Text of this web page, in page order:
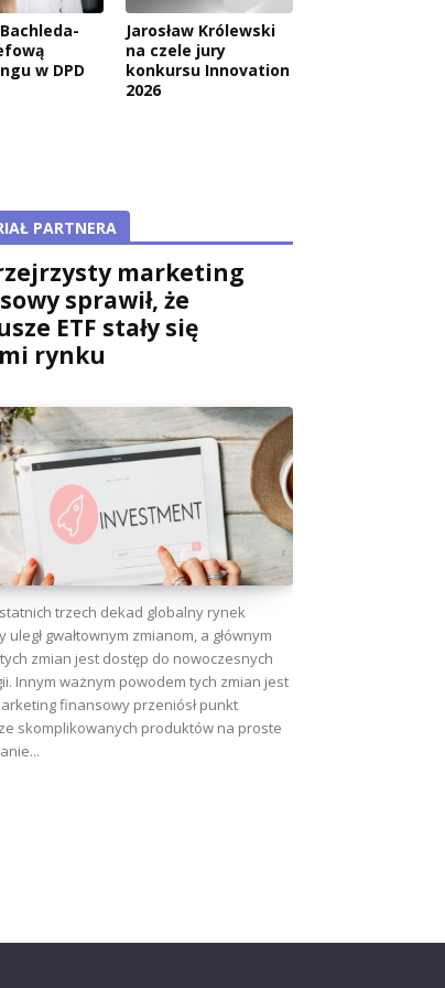
w DPD
Jarosław Królewski
na czele jury
konkursu Innovation
2026
PARTNERA
marketing
sprawił, że
ETF stały się
rynku
trzech dekad globalny rynek
gwałtownym zmianom, a głównym
zmian jest dostęp do nowoczesnych
Innym ważnym powodem tych zmian jest
finansowy przeniósł punkt
skomplikowanych produktów na proste